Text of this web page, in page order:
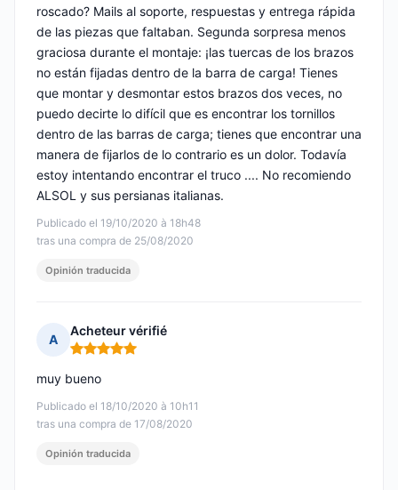
Publicado el 19/10/2020 à 18h48
tras una compra de 25/08/2020
roscado? Mails al soporte, respuestas y entrega rápida
de las piezas que faltaban. Segunda sorpresa menos
graciosa durante el montaje: ¡las tuercas de los brazos
no están fijadas dentro de la barra de carga! Tienes
que montar y desmontar estos brazos dos veces, no
puedo decirte lo difícil que es encontrar los tornillos
dentro de las barras de carga; tienes que encontrar una
manera de fijarlos de lo contrario es un dolor. Todavía
estoy intentando encontrar el truco .... No recomiendo
ALSOL y sus persianas italianas.
Opinión traducida
A
Acheteur vérifié
Nota: 5 de 5
Publicado el 18/10/2020 à 10h11
tras una compra de 17/08/2020
muy bueno
Opinión traducida